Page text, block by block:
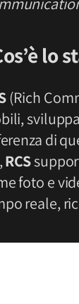
lo
(Rich
di
RCS
foto e
reale,